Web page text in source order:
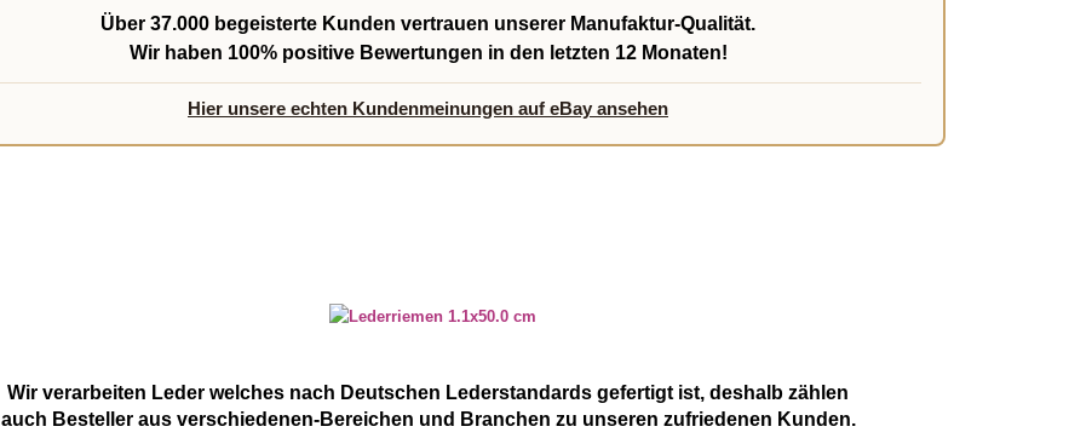
Über 37.000 begeisterte Kunden vertrauen unserer Manufaktur-Qualität.
Wir haben 100% positive Bewertungen in den letzten 12 Monaten!
Hier unsere echten Kundenmeinungen auf eBay ansehen
Wir verarbeiten Leder welches nach Deutschen Lederstandards gefertigt ist, deshalb zählen
auch Besteller aus verschiedenen-Bereichen und Branchen zu unseren zufriedenen Kunden.